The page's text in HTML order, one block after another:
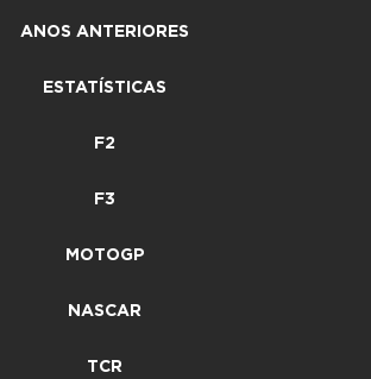
ANOS ANTERIORES
ESTATÍSTICAS
F2
F3
MOTOGP
NASCAR
TCR